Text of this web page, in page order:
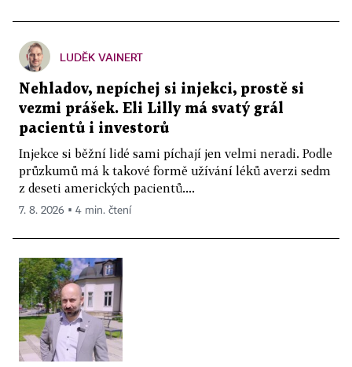
LUDĚK VAINERT
Nehladov, nepíchej si injekci, prostě si
vezmi prášek. Eli Lilly má svatý grál
pacientů i investorů
Injekce si běžní lidé sami píchají jen velmi neradi. Podle
průzkumů má k takové formě užívání léků averzi sedm
z deseti amerických pacientů....
7. 8. 2026 ▪ 4 min. čtení